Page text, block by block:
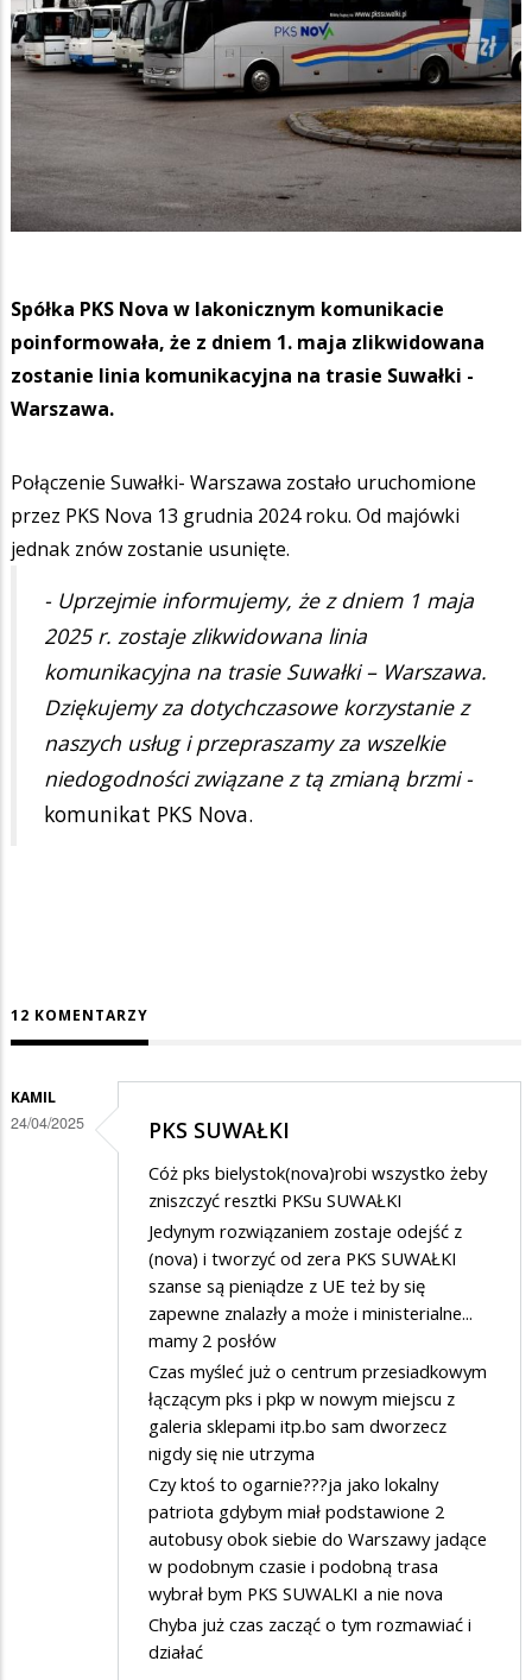
Spółka PKS Nova w lakonicznym komunikacie
poinformowała, że z dniem 1. maja zlikwidowana
zostanie linia komunikacyjna na trasie Suwałki -
Warszawa.
Połączenie Suwałki- Warszawa zostało uruchomione
przez PKS Nova 13 grudnia 2024 roku. Od majówki
jednak znów zostanie usunięte.
- Uprzejmie informujemy, że z dniem 1 maja
2025 r. zostaje zlikwidowana linia
komunikacyjna na trasie Suwałki – Warszawa.
Dziękujemy za dotychczasowe korzystanie z
naszych usług i przepraszamy za wszelkie
niedogodności związane z tą zmianą brzmi -
komunikat PKS Nova.
12 KOMENTARZY
KAMIL
24/04/2025 PKS SUWAŁKI
Cóż pks bielystok(nova)robi wszystko żeby
zniszczyć resztki PKSu SUWAŁKI
Jedynym rozwiązaniem zostaje odejść z
(nova) i tworzyć od zera PKS SUWAŁKI
szanse są pieniądze z UE też by się
zapewne znalazły a może i ministerialne...
mamy 2 posłów
Czas myśleć już o centrum przesiadkowym
łączącym pks i pkp w nowym miejscu z
galeria sklepami itp.bo sam dworzecz
nigdy się nie utrzyma
Czy ktoś to ogarnie???ja jako lokalny
patriota gdybym miał podstawione 2
autobusy obok siebie do Warszawy jadące
w podobnym czasie i podobną trasa
wybrał bym PKS SUWALKI a nie nova
Chyba już czas zacząć o tym rozmawiać i
działać